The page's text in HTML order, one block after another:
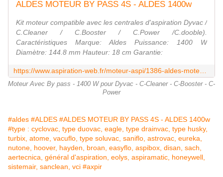
ALDES MOTEUR BY PASS 4S - ALDES 1400w
Kit moteur compatible avec les centrales d'aspiration Dyvac /
C.Cleaner / C.Booster / C.Power /C.dooble).
Caractéristiques Marque: Aldes Puissance: 1400 W
Diamètre: 144.8 mm Hauteur: 18 cm Garantie:
Moteur Avec By pass - 1400 W pour Dyvac - C-Cleaner - C-Booster - C-
Power
#aldes #ALDES #ALDES MOTEUR BY PASS 4S - ALDES 1400w
#type : cyclovac, type duovac, eagle, type drainvac, type husky,
turbix, atome, vacuflo, type soluvac, saniflo, astrovac, eureka,
nutone, hoover, hayden, broan, easyflo, aspibox, disan, sach,
aertecnica, général d'aspiration, eolys, aspiramatic, honeywell,
sistemair, sanclean, vci #axpir